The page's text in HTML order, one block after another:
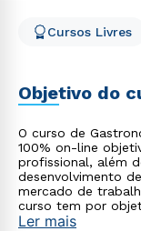
Cursos Livres
Objetivo do
O curso de
100% on-line
profissional, além
desenvolvimento
mercado de trabalho. A partir de um sólido
curso tem por
sustentabilidade e
Ler mais